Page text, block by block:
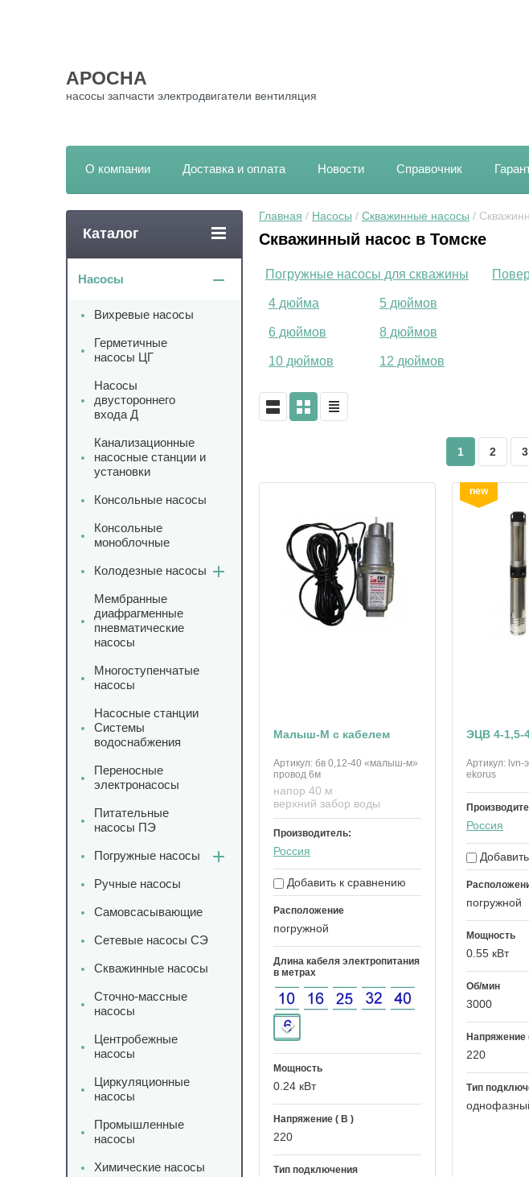
АРОСНА
насосы запчасти электродвигатели вентиляция
О компании Доставка и оплата Новости Справочник
Главная / Насосы / Скважинные насосы /
Скважинный насос в Томске
Погружные насосы для скважины
4 дюйма 5 дюймов
6 дюймов 8 дюймов
10 дюймов 12 дюймов
1 2 3
Малыш-М с кабелем
Артикул: бв 0,12-40 «малыш-м»
провод 6м
напор 40 м
верхний забор воды
Производитель:
Россия
Добавить к сравнению
Расположение
погружной
Длина кабеля электропитания
в метрах
Мощность
0.24 кВт
Напряжение ( В )
220
Тип подключения
new
ЭЦВ 4-1,5-
Артикул: lvn-
ekorus
Россия
погружной
Мощность
0.55 кВт
Об/мин
3000
Напряжение
220
Тип
Каталог
Насосы
Вихревые насосы
Герметичные
насосы ЦГ
Насосы
двустороннего
входа Д
Канализационные
насосные станции и
установки
Консольные насосы
Консольные
моноблочные
Колодезные насосы
Мембранные
диафрагменные
пневматические
насосы
Многоступенчатые
насосы
Насосные станции
Системы
водоснабжения
Переносные
электронасосы
Питательные
насосы ПЭ
Погружные насосы
Ручные насосы
Самовсасывающие
Сетевые насосы СЭ
Скважинные насосы
Сточно-массные
насосы
Центробежные
насосы
Циркуляционные
насосы
Промышленные
насосы
Химические насосы